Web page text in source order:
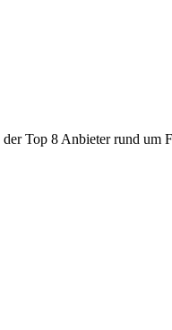
Top 8 Anbieter rund um